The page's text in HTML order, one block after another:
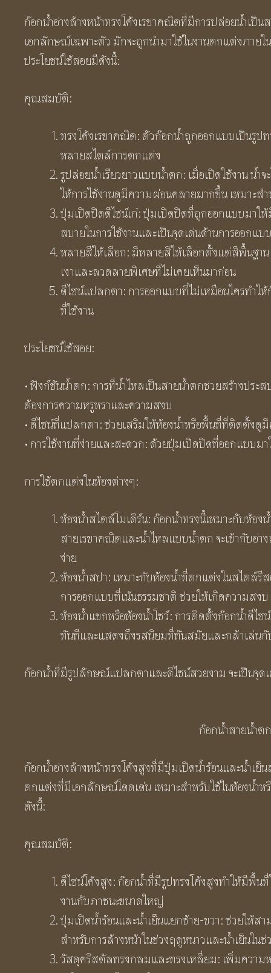
ก๊อกน้ำอ่างล้างหน้าทรงโค้งเรขาคณิตที่มีการปล่อยน้ำเ
เอกลักษณ์เฉพาะตัว มักจะถูกนำมาใช้ในงานตกแต่งภา
ประโยชน์ใช้สอยมีดังนี้:
คุณสมบัติ:
ทรงโค้งเรขาคณิต: ตัวก๊อกน้ำถูกออกแบบเป็นรูป
หลายสไตล์การตกแต่ง
รูปล่อยน้ำเรียวยาวแบบน้ำตก: เมื่อเปิดใช้งาน น้
ให้การใช้งานดูมีความผ่อนคลายมากขึ้น เหมาะส
ปุ่มเปิดปิดดีไซน์เก๋: ปุ่มเปิดปิดที่ถูกออกแบบมาใ
สบายในการใช้งานและเป็นจุดเด่นด้านการออกแบ
หลายสีให้เลือก: มีหลายสีให้เลือกตั้งแต่สีพื้นฐาน
เงาและลวดลายพิเศษที่ไม่เคยเห็นมาก่อน
ดีไซน์แปลกตา: การออกแบบที่ไม่เหมือนใครทำ
ที่ใช้งาน
ประโยชน์ใช้สอย:
• ฟังก์ชันน้ำตก: การที่น้ำไหลเป็นสายน้ำตกช่วยสร้างประ
ต้องการความหรูหราและความสงบ
• ดีไซน์ที่แปลกตา: ช่วยเสริมให้ห้องน้ำหรือพื้นที่ที่ติดตั้งดู
• การใช้งานที่ง่ายและสะดวก: ด้วยปุ่มเปิดปิดที่ออกแบบม
การใช้ตกแต่งในห้องต่างๆ:
ห้องน้ำสไตล์โมเดิร์น: ก๊อกน้ำทรงนี้เหมาะกับห้อ
สายเรขาคณิตและน้ำไหลแบบน้ำตก จะเข้ากับอ่า
ง่าย
ห้องน้ำสปา: เหมาะกับห้องน้ำที่ตกแต่งในสไตล์รี
การออกแบบที่เน้นธรรมชาติ ช่วยให้เกิดความสงบ
ห้องน้ำแขกหรือห้องน้ำโชว์: การติดตั้งก๊อกน้ำดีไ
ทันทีและแสดงถึงรสนิยมที่ทันสมัยและกล้าเล่นกั
ก๊อกน้ำที่มีรูปลักษณ์แปลกตาและดีไซน์สวยงาม จะเป็นจุ
ก๊อกน้ำสายน้ำต
ก๊อกน้ำอ่างล้างหน้าทรงโค้งสูงที่มีปุ่มเปิดน้ำร้อนและน้ำเ
ตกแต่งที่มีเอกลักษณ์โดดเด่น เหมาะสำหรับใช้ในห้องน้ำ
ดังนี้:
คุณสมบัติ:
ดีไซน์โค้งสูง: ก๊อกน้ำที่มีรูปทรงโค้งสูงทำให้มีพื้นที่
งานกับภาชนะขนาดใหญ่
ปุ่มเปิดน้ำร้อนและน้ำเย็นแยกซ้าย-ขวา: ช่วยให้ส
สำหรับการล้างหน้าในช่วงฤดูหนาวและน้ำเย็นในช่
วัสดุคริสตัลทรงกลมและทรงเหลี่ยม: เพิ่มความ